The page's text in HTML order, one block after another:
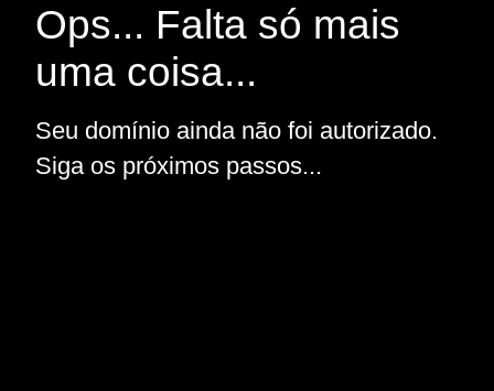
Ops... Falta só mais
uma coisa...
Seu domínio ainda não foi autorizado.
Siga os próximos passos...